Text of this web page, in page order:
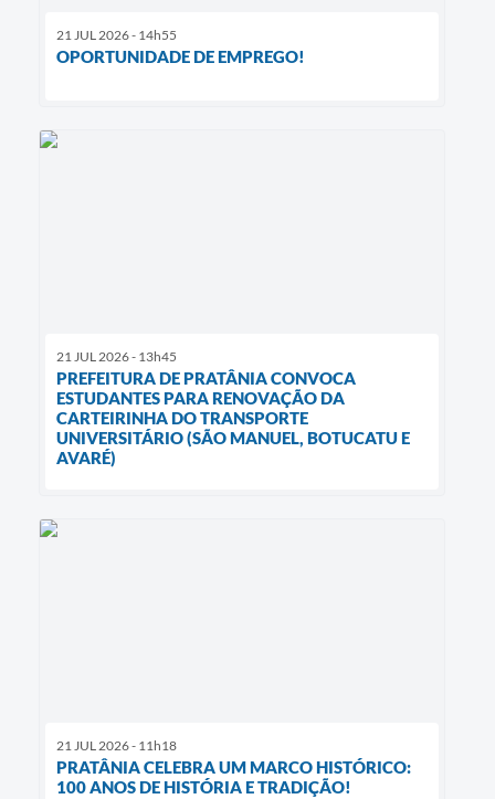
21 JUL 2026 - 14h55
OPORTUNIDADE DE EMPREGO!
21 JUL 2026 - 13h45
PREFEITURA DE PRATÂNIA CONVOCA
ESTUDANTES PARA RENOVAÇÃO DA
CARTEIRINHA DO TRANSPORTE
UNIVERSITÁRIO (SÃO MANUEL, BOTUCATU E
AVARÉ)
21 JUL 2026 - 11h18
PRATÂNIA CELEBRA UM MARCO HISTÓRICO:
100 ANOS DE HISTÓRIA E TRADIÇÃO!